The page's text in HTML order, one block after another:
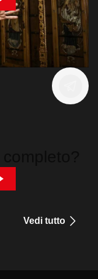
Vedi tutto